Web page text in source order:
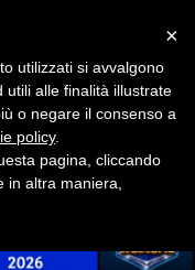
×
utilizzati si avvalgono
utili alle finalità illustrate
o negare il consenso a
policy.
pagina, cliccando
in altra maniera,